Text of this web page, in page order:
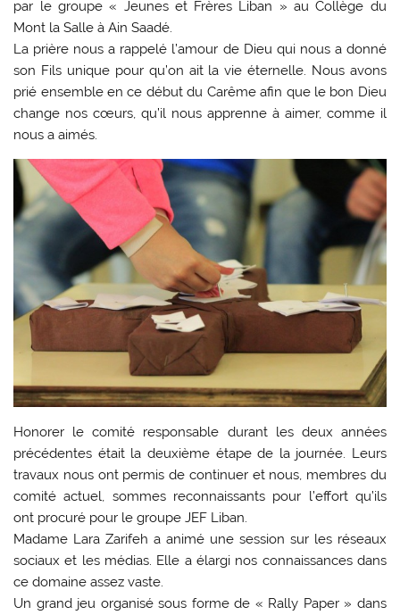
par le groupe « Jeunes et Frères Liban » au Collège du
Mont la Salle à Ain Saadé.
La prière nous a rappelé l’amour de Dieu qui nous a donné
son Fils unique pour qu’on ait la vie éternelle. Nous avons
prié ensemble en ce début du Carême afin que le bon Dieu
change nos cœurs, qu’il nous apprenne à aimer, comme il
nous a aimés.
Honorer le comité responsable durant les deux années
précédentes était la deuxième étape de la journée. Leurs
travaux nous ont permis de continuer et nous, membres du
comité actuel, sommes reconnaissants pour l’effort qu’ils
ont procuré pour le groupe JEF Liban.
Madame Lara Zarifeh a animé une session sur les réseaux
sociaux et les médias. Elle a élargi nos connaissances dans
ce domaine assez vaste.
Un grand jeu organisé sous forme de « Rally Paper » dans